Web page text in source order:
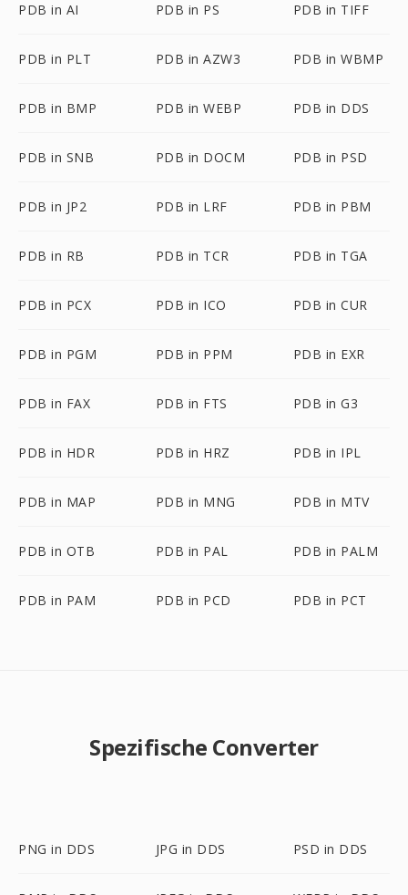
PDB in AI PDB in PS PDB in TIFF
PDB in PLT PDB in AZW3 PDB in WBMP
PDB in BMP PDB in WEBP PDB in DDS
PDB in SNB PDB in DOCM PDB in PSD
PDB in JP2 PDB in LRF PDB in PBM
PDB in RB PDB in TCR PDB in TGA
PDB in PCX PDB in ICO PDB in CUR
PDB in PGM PDB in PPM PDB in EXR
PDB in FAX PDB in FTS PDB in G3
PDB in HDR PDB in HRZ PDB in IPL
PDB in MAP PDB in MNG PDB in MTV
PDB in OTB PDB in PAL PDB in PALM
PDB in PAM PDB in PCD PDB in PCT
Spezifische Converter
PNG in DDS JPG in DDS PSD in DDS